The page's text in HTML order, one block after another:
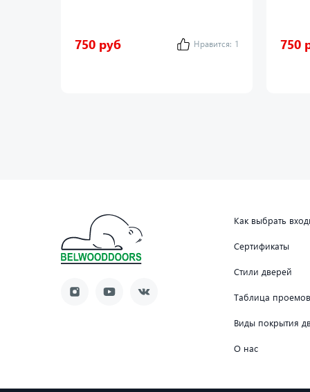
750 руб Нравится: 1 750
Как выбрать
Сертификаты
Стили дверей
Таблица проемов
Виды покрытия
О нас